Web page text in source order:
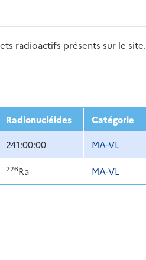
radioactifs présents sur le site.
2021 2022
Radionucléides Catégorie
241:00:00 MA-VL
226Ra MA-VL